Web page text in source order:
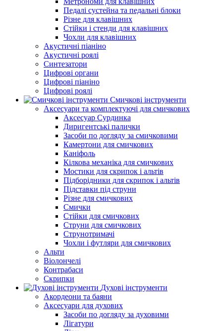
Педалі сустейна та педальні блоки
Різне для клавішних
Стійки і стенди для клавішних
Чохли для клавішних
Акустичні піаніно
Акустичні роялі
Синтезатори
Цифрові органи
Цифрові піаніно
Цифрові роялі
Смичкові інструменти
Аксесуари та комплектуючі для смичкових
Аксесуар Сурдинка
Диригентські палички
Засоби по догляду за смичковими
Камертони для смичкових
Каніфоль
Кілкова механіка для смичкових
Мостики для скрипок і альтів
Підборiдники для скрипок і альтів
Підставки під струни
Різне для смичкових
Смички
Стійки для смичкових
Струни для смичкових
Струнотримачі
Чохли і футляри для смичкових
Альти
Віолончелі
Контрабаси
Скрипки
Духові інструменти
Акордеони та баяни
Аксесуари для духових
Засоби по догляду за духовими
Лігатури